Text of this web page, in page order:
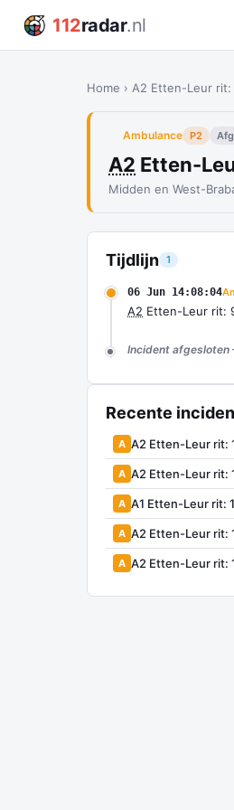
112radar.nl
Home › A2 Etten-Leur
Ambulance P2
A2 Etten-
Midden en West-
Tijdlijn 1
06 Jun 14:08:04
A2 Etten-Leur rit:
Incident afgesloten
Recente
A A2 Etten-Leur rit:
A A2 Etten-Leur rit:
A A1 Etten-Leur rit:
A A2 Etten-Leur rit:
A A2 Etten-Leur rit: